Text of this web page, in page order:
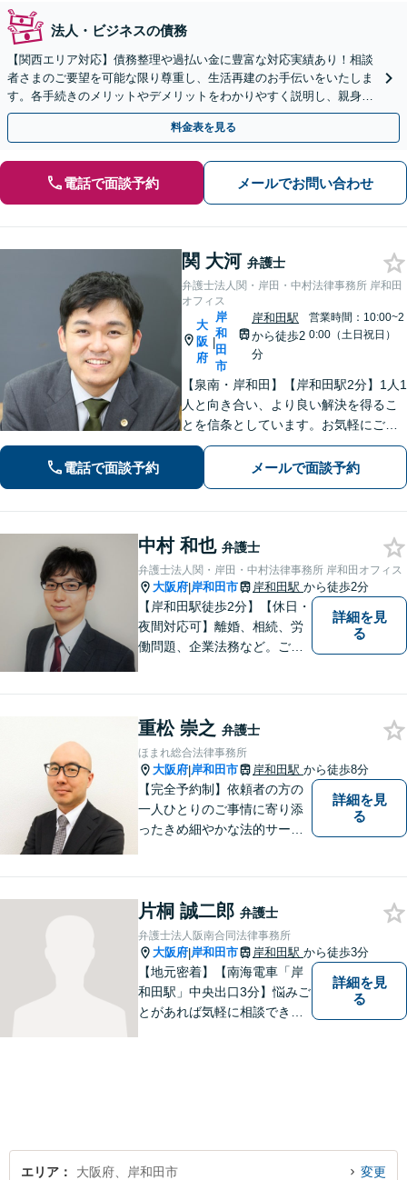
法人・ビジネスの債務
【関西エリア対応】債務整理や過払い金に豊富な対応実績あり！相談
者さまのご要望を可能な限り尊重し、生活再建のお手伝いをいたしま
す。各手続きのメリットやデメリットをわかりやすく説明し、親身な
対応を心がけます【初回相談無料】
料金表を見る
電話で面談予約 メールでお問い合わせ
関 大河 弁護士
弁護士法人関・岸田・中村法律事務所 岸和田
オフィス
大
阪
府
|
岸
和
田
市
岸和田駅
から徒歩2
分
営業時間：10:00~2
0:00（土日祝日）
【泉南・岸和田】【岸和田駅2分】1人1
人と向き合い、より良い解決を得るこ
とを信条としています。お気軽にご相
談下さい。
電話で面談予約 メールで面談予約
中村 和也 弁護士
弁護士法人関・岸田・中村法律事務所 岸和田オフィス
大阪府|岸和田市 岸和田駅 から徒歩2分
【岸和田駅徒歩2分】【休日・
夜間対応可】離婚、相続、労
働問題、企業法務など。ご依
はお一人で抱えず、ぜひ弁護
士へご相談ください【完全個
室】
詳細を見
る
重松 崇之 弁護士
ほまれ総合法律事務所
大阪府|岸和田市 岸和田駅 から徒歩8分
【完全予約制】依頼者の方の
一人ひとりのご事情に寄り添
ったきめ細やかな法的サービ
分無料です。
詳細を見
る
片桐 誠二郎 弁護士
弁護士法人阪南合同法律事務所
大阪府|岸和田市 岸和田駅 から徒歩3分
【地元密着】【南海電車「岸
和田駅」中央出口3分】悩みご
とがあれば気軽に相談でき
詳細を見
る
エリア 大阪府、岸和田市 変更